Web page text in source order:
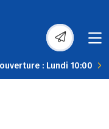
: Lundi 10:00